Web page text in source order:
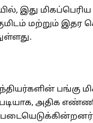
இது மிகப்பெரிய
மற்றும் இதர
பங்கு
அதிக